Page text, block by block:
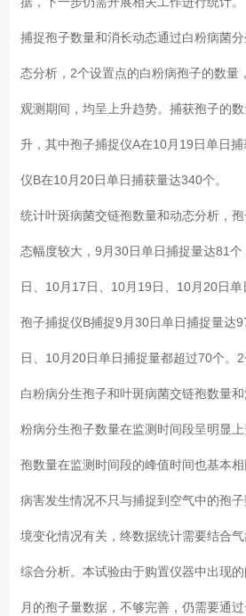
捕捉孢子数量和消长动态通过白粉病菌
态分析，2个设置点的白粉病孢子的数量
观测期间，均呈上升趋势。捕获孢子的
升，其中孢子捕捉仪A在10月19日单日
仪B在10月20日单日捕获量达340个。
统计叶斑病菌交链孢数量和动态分析，
态幅度较大，9月30日单日捕捉量达81
日、10月17日、10月19日、10月20日单
孢子捕捉仪B捕捉9月30日单日捕捉量达
日、10月20日单日捕捉量都超过70个。
白粉病分生孢子和叶斑病菌交链孢数量
粉病分生孢子数量在监测时间段呈明显
孢数量在监测时间段的峰值时间也基本
病害发生情况不只与捕捉到空气中的孢
境变化情况有关，终数据统计需要结合
综合分析。本试验由于购置仪器中出现
月的孢子量数据，不够完善，仍需要通